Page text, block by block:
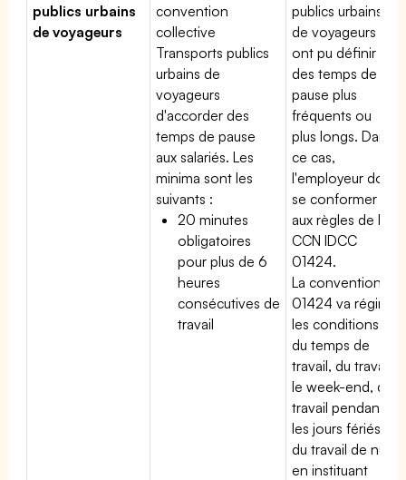
publics urbains
de voyageurs
convention
collective
Transports publics
urbains de
voyageurs
d'accorder des
temps de pause
aux salariés. Les
minima sont les
suivants :
20 minutes
obligatoires
pour plus de 6
heures
consécutives de
travail
publics urbains
de voyageurs
ont pu définir
des temps de
pause plus
fréquents ou
plus longs. Dans
ce cas,
l'employeur doit
se conformer
aux règles de la
CCN IDCC
01424.
La convention
01424 va régir
les conditions
du temps de
travail, du travail
le week-end, du
travail pendant
les jours fériés,
du travail de nuit
en instituant